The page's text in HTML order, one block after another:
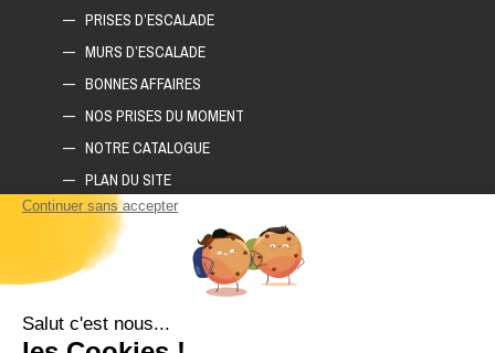
PRISES D’ESCALADE
MURS D’ESCALADE
BONNES AFFAIRES
NOS PRISES DU MOMENT
NOTRE CATALOGUE
PLAN DU SITE
COMMENT CONSTRUIRE SON MUR D'ESCALADE ?
COMMENT CHOISIR SON TAPIS D'ESCALADE ?
COMMENT CHOISIR SES PRISES D'ESCALADE ?
LIVRAISON ET RETOURS